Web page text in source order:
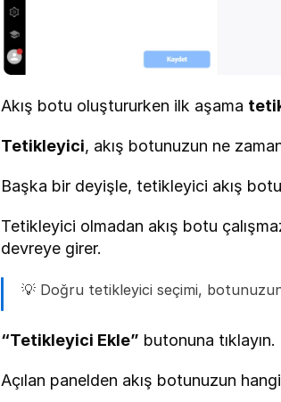
Akış botu oluştururken ilk aşama
Tetikleyici, akış botunuzun ne
Başka bir deyişle, tetikleyici akış
Tetikleyici olmadan akış botu
devreye girer.
💡 Doğru tetikleyici seçimi,
“Tetikleyici Ekle” butonuna tıklayın.
Açılan panelden akış botunuzun